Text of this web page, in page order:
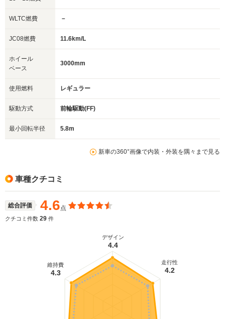
WLTC燃費 －
JC08燃費 11.6km/L
ホイール
ベース
3000mm
使用燃料 レギュラー
駆動方式 前輪駆動(FF)
最小回転半径 5.8m
新車の360°画像で内装・外装を隅々まで見る
車種クチコミ
総合評価 4.6点
クチコミ件数 29 件
デザイン
4.4
走行性
4.2
維持費
4.3